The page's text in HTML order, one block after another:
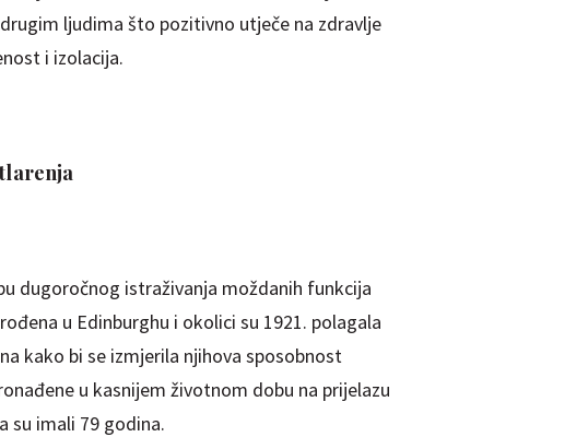
ljudima što pozitivno utječe na zdravlje
i izolacija.
dugoročnog istraživanja moždanih funkcija
u Edinburghu i okolici su 1921. polagala
kako bi se izmjerila njihova sposobnost
u kasnijem životnom dobu na prijelazu
su imali 79 godina.